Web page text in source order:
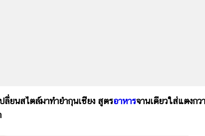
ยนสไตล์มาทำยำกุนเชียง สูตรอาหารจานเดียวใส่แตงกวา